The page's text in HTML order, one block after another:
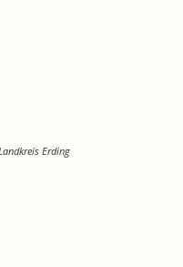
Erding